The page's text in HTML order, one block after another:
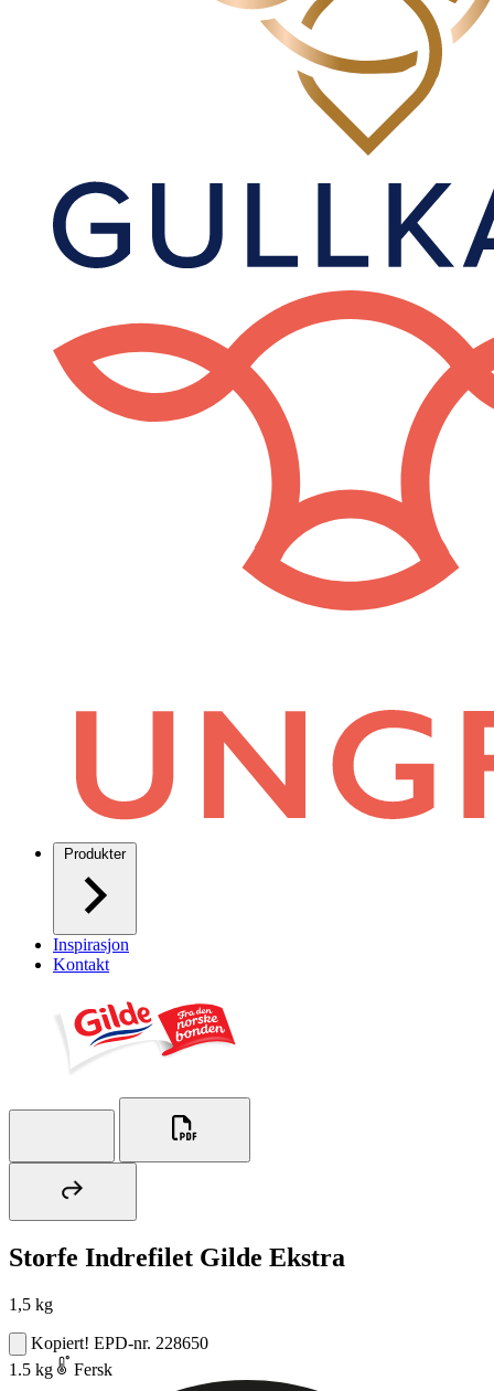
Produkter
Inspirasjon
Kontakt
Storfe Indrefilet Gilde Ekstra
1,5 kg
Kopiert! EPD-nr. 228650
1.5 kg
Fersk